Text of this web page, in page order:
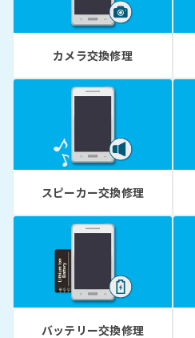
カメラ交換修理
スピーカー交換修理
バッテリー交換修理